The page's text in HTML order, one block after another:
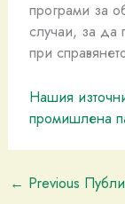
програми за
случаи, за да
при
Нашия
промишлена
← Previous